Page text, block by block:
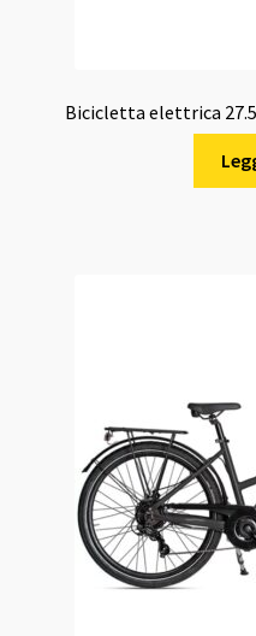
Bicicletta elettrica